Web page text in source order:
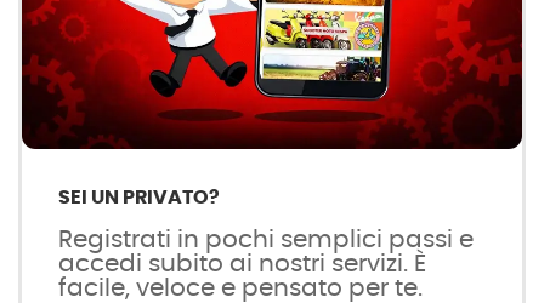
SEI UN PRIVATO?
Registrati in pochi semplici passi e
accedi subito ai nostri servizi. È
facile, veloce e pensato per te.